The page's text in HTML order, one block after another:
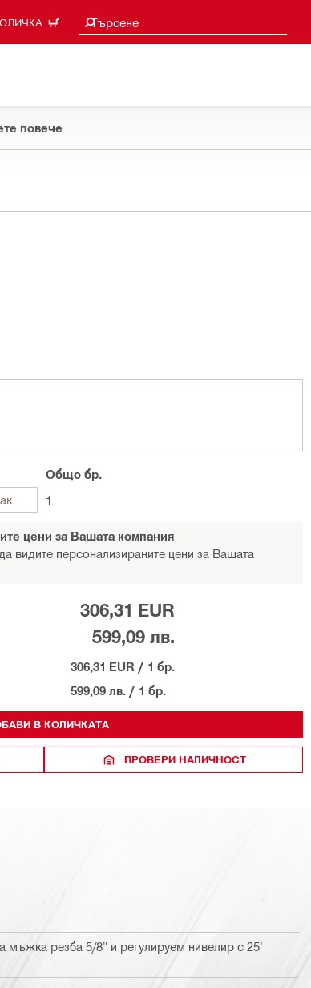
Търсене
Търси предложения
повече
Общо бр.
1
цени за Вашата компания
видите персонализираните цени за Вашата
306,31 EUR
599,09 лв.
306,31 EUR / 1 бр.
599,09 лв. / 1 бр.
В КОЛИЧКАТА
ПРОВЕРИ НАЛИЧНОСТ
мъжка резба 5/8" и регулируем нивелир с 25'